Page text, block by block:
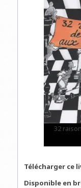
32
Télécharger ce
Disponible en